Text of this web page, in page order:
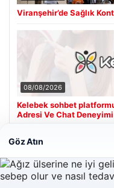
Viranşehir’de Sağlık
08/08/2026
Kelebek sohbet
Adresi Ve Chat Deneyimi
Son Eklenen Firmalar
Göz Atın